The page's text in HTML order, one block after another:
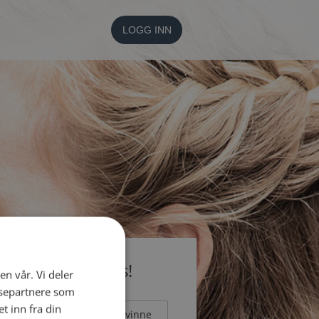
LOGG INN
medlem gratis!
Mann Kvinne
vår. Vi deler
som
inn fra din